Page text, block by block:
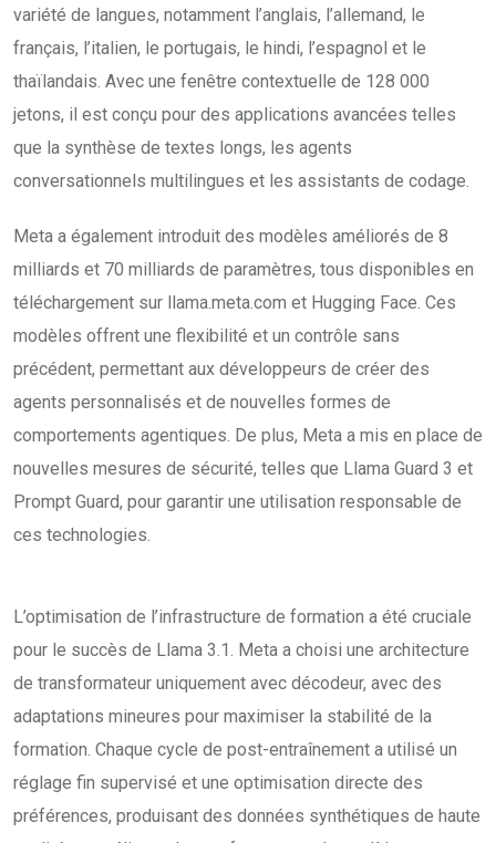
variété de langues, notamment l’anglais, l’allemand, le
français, l’italien, le portugais, le hindi, l’espagnol et le
thaïlandais. Avec une fenêtre contextuelle de 128 000
jetons, il est conçu pour des applications avancées telles
que la synthèse de textes longs, les agents
conversationnels multilingues et les assistants de codage.
Meta a également introduit des modèles améliorés de 8
milliards et 70 milliards de paramètres, tous disponibles en
téléchargement sur llama.meta.com et Hugging Face. Ces
modèles offrent une flexibilité et un contrôle sans
précédent, permettant aux développeurs de créer des
agents personnalisés et de nouvelles formes de
comportements agentiques. De plus, Meta a mis en place de
nouvelles mesures de sécurité, telles que Llama Guard 3 et
Prompt Guard, pour garantir une utilisation responsable de
ces technologies.
L’optimisation de l’infrastructure de formation a été cruciale
pour le succès de Llama 3.1. Meta a choisi une architecture
de transformateur uniquement avec décodeur, avec des
adaptations mineures pour maximiser la stabilité de la
formation. Chaque cycle de post-entraînement a utilisé un
réglage fin supervisé et une optimisation directe des
préférences, produisant des données synthétiques de haute